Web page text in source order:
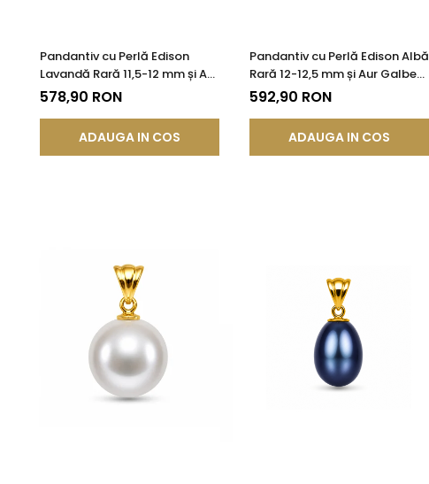
Pandantiv cu Perlă Edison
Lavandă Rară 11,5-12 mm și Aur
14K (aur 585) | KASKADDA®
578,90 RON
ADAUGA IN COS
Pandantiv cu Perlă Edison Albă
Rară 12-12,5 mm și Aur Galben
14K (aur 585) | KASKADDA®
592,90 RON
ADAUGA IN COS